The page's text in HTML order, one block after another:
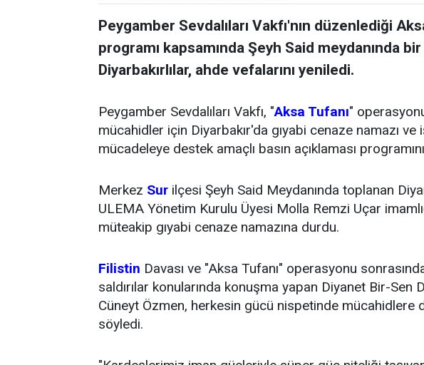
Peygamber Sevdalıları Vakfı'nın düzenlediği
programı kapsamında Şeyh Said meydanında
Diyarbakırlılar, ahde vefalarını yeniledi.
Peygamber Sevdalıları Vakfı, "Aksa Tufanı"
mücahidler için Diyarbakır'da gıyabi cenaze namazı ve
mücadeleye destek amaçlı basın açıklaması
Merkez Sur ilçesi Şeyh Said Meydanında toplanan
ULEMA Yönetim Kurulu Üyesi Molla Remzi Uçar
müteakip gıyabi cenaze namazına durdu.
Filistin Davası ve "Aksa Tufanı" operasyonu
saldırılar konularında konuşma yapan Diyanet Bir-Sen
Cüneyt Özmen, herkesin gücü nispetinde mücahidlere
söyledi.